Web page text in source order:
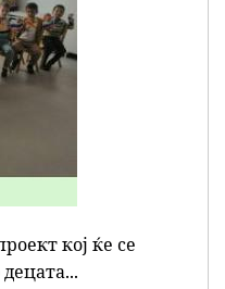
кој ќе се